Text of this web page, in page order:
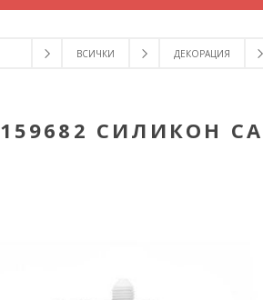
ВСИЧКИ ДЕКОРАЦИЯ
159682 СИЛИКОН